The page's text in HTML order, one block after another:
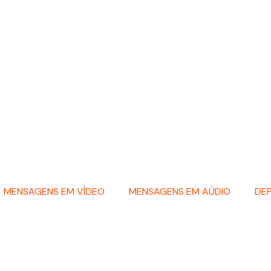
MENSAGENS EM VÍDEO MENSAGENS EM AÚDIO